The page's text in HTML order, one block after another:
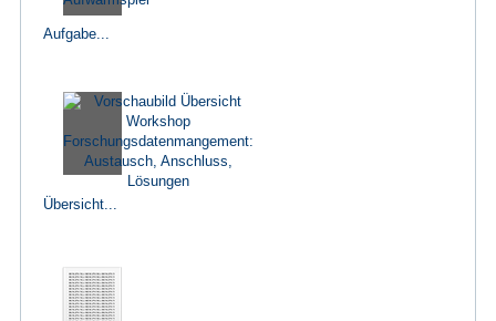
Aufgabe...
Übersicht...